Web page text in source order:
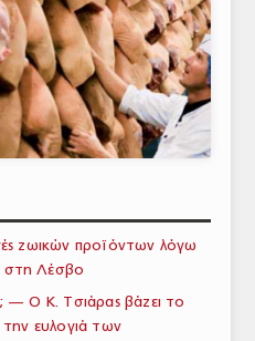
ζωικών προϊόντων λόγω
στη Λέσβο
— Ο Κ. Τσιάρας βάζει το
την ευλογιά των